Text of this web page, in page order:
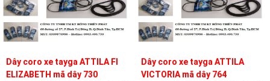
Dây coro xe tayga ATTILA FI
ELIZABETH mã dây 730
Dây coro xe tayga ATTILA
VICTORIA mã dây 764